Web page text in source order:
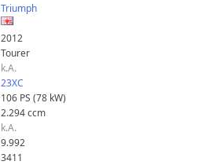
Triumph
2012
Tourer
k.A.
23XC
106 PS (78 kW)
2.294 ccm
k.A.
9.992
3411